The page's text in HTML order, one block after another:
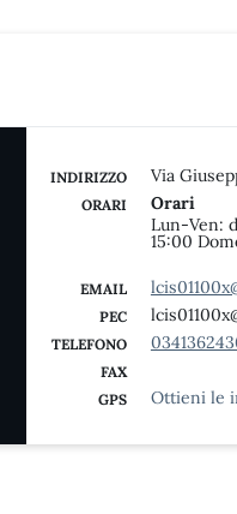
INDIRIZZO Via
ORARI
Orari
Lun-Ven:
15:00
EMAIL
PEC
TELEFONO
FAX
GPS
Ottieni le